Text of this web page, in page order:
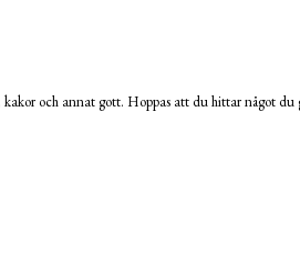
och annat gott. Hoppas att du hittar något du